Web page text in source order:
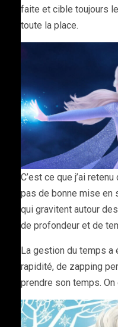
faite et cible toujours
toute la place.
C’est ce que j’ai
pas de bonne mise en
qui gravitent autour
de profondeur et de
La gestion du temps a
rapidité, de zapping
prendre son temps.